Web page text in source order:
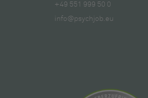
+49 551 999 50 0
info@psychjob.eu